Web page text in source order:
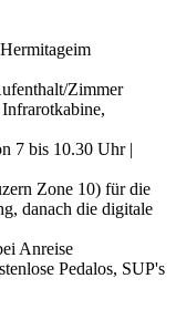
im
Zimmer
7 bis 10.30 Uhr |
Zone 10) für die
danach die digitale
Anreise
Pedalos, SUP's